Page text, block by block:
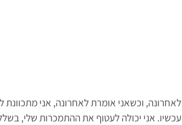
לאחרונה, וכשאני אומרת לאחרונה, אני
עכשיו. אני יכולה לעטוף את ההתמכרות שלי,